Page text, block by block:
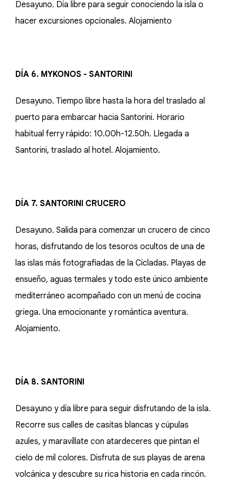
Desayuno. Día libre para seguir conociendo la isla o
hacer excursiones opcionales. Alojamiento
DÍA 6. MYKONOS - SANTORINI
Desayuno. Tiempo libre hasta la hora del traslado al
puerto para embarcar hacia Santorini. Horario
habitual ferry rápido: 10.00h-12.50h. Llegada a
Santorini, traslado al hotel. Alojamiento.
DÍA 7. SANTORINI CRUCERO
Desayuno. Salida para comenzar un crucero de cinco
horas, disfrutando de los tesoros ocultos de una de
las islas más fotografiadas de la Cícladas. Playas de
ensueño, aguas termales y todo este único ambiente
mediterráneo acompañado con un menú de cocina
griega. Una emocionante y romántica aventura.
Alojamiento.
DÍA 8. SANTORINI
Desayuno y día libre para seguir disfrutando de la isla.
Recorre sus calles de casitas blancas y cúpulas
azules, y maravíllate con atardeceres que pintan el
cielo de mil colores. Disfruta de sus playas de arena
volcánica y descubre su rica historia en cada rincón.